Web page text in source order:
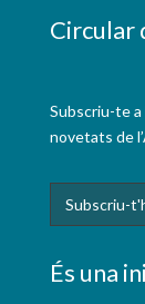
Circular
Subscriu-te a
novetats de
És una